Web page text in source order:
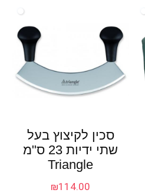
סכין לקיצוץ בעל
שתי ידיות 23 ס"מ
Triangle
₪114.00